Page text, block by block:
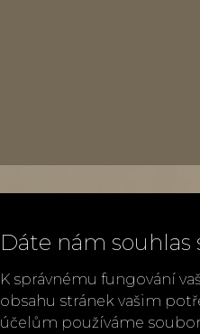
Dáte nám souhlas
K správnému fungování
obsahu stránek vašim
účelům používáme